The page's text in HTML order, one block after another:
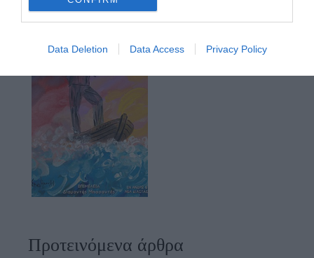
Data Deletion Data Access Privacy Policy
Προτεινόμενα άρθρα